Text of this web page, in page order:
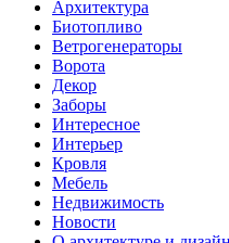
Архитектура
Биотопливо
Ветрогенераторы
Ворота
Декор
Заборы
Интересное
Интерьер
Кровля
Мебель
Недвижимость
Новости